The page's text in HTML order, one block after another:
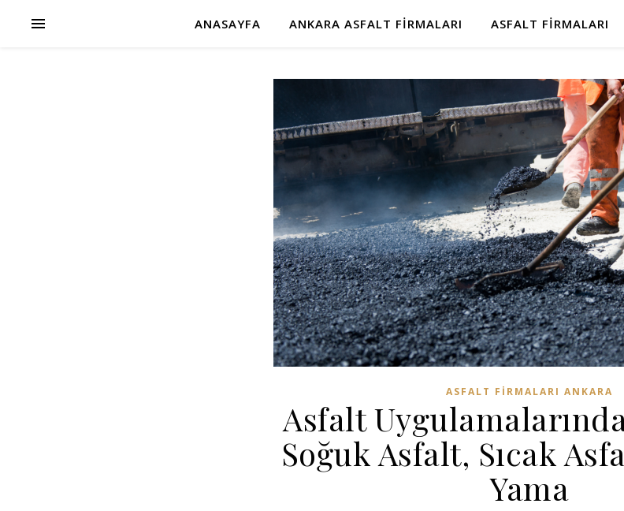
ANASAYFA ANKARA ASFALT FIRMALARI ASFALT FIRMALARI
ASFALT FIRMALARI ANKARA
Asfalt
Soğuk Asfalt, Sıcak
Yama